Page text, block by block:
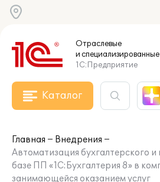
Отраслевые
и специализированные
1С:Предприятие
Каталог
Главная
Внедрения
Автоматизация бухгалтерского и
базе ПП «1С:Бухгалтерия 8» в
занимающейся оказанием услуг